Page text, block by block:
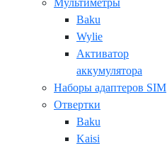
Мультиметры
Baku
Wylie
Активатор
аккумулятора
Наборы адаптеров SIM
Отвертки
Baku
Kaisi